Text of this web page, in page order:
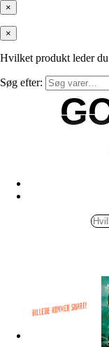
×
×
Hvilket produkt leder
Søg efter: